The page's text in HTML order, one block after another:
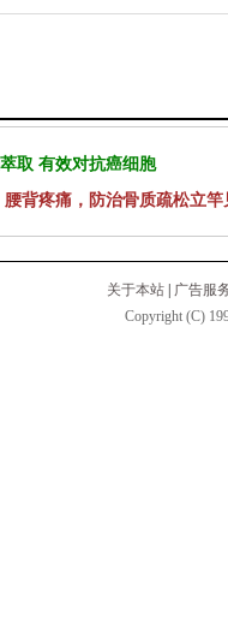
取 有效对抗癌细胞
背疼痛，防治骨质疏松立竿
关于本站
广告服
Copyright (C)